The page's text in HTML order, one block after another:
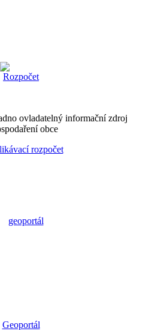
ovladatelný informační zdroj
obce
rozpočet
Geoportál